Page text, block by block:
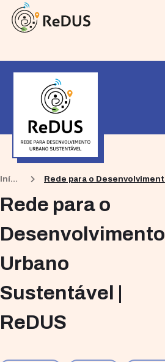
Início
Rede para o
Desenvolvimento
Urbano
Sustentável |
ReDUS